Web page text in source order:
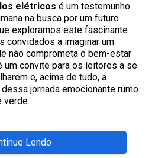
elétricos é um testemunho
na busca por um futuro
exploramos este fascinante
convidados a imaginar um
não comprometa o bem-estar
um convite para os leitores a se
e, acima de tudo, a
jornada emocionante rumo
verde.
Lendo